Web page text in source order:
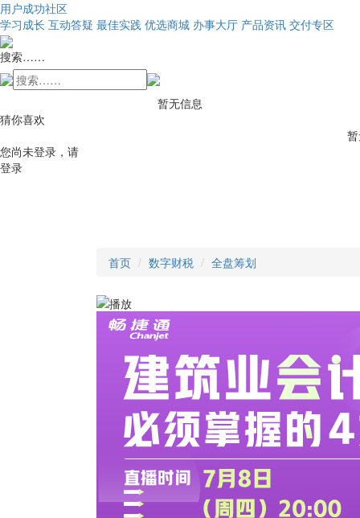
用户成功社区
学习成长 互动答疑 最佳实践 优选商城 办事大厅 产品资讯 交付专区
搜索……
暂无信息
猜你喜欢
您尚未登录，请
登录
首页 数字财税 全盘筹划